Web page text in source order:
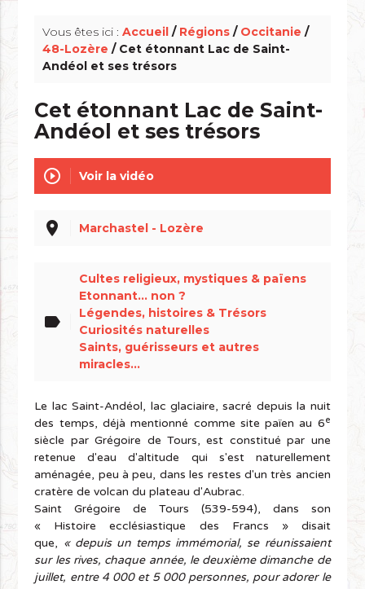
Vous êtes ici :Accueil / Régions / Occitanie /
48-Lozère / Cet étonnant Lac de Saint-
Andéol et ses trésors
Cet étonnant Lac de Saint-
Andéol et ses trésors
play_circle_outline Voir la vidéo
place Marchastel - Lozère
label
Cultes religieux, mystiques & païens
Etonnant... non ?
Légendes, histoires & Trésors
Curiosités naturelles
Saints, guérisseurs et autres
miracles...
Le lac Saint-Andéol, lac glaciaire, sacré depuis la nuit
des temps, déjà mentionné comme site païen au 6e
siècle par Grégoire de Tours, est constitué par une
retenue d'eau d'altitude qui s'est naturellement
aménagée, peu à peu, dans les restes d'un très ancien
cratère de volcan du plateau d'Aubrac.
Saint Grégoire de Tours (539-594), dans son
« Histoire ecclésiastique des Francs » disait
que, « depuis un temps immémorial, se réunissaient
sur les rives, chaque année, le deuxième dimanche de
juillet, entre 4 000 et 5 000 personnes, pour adorer le